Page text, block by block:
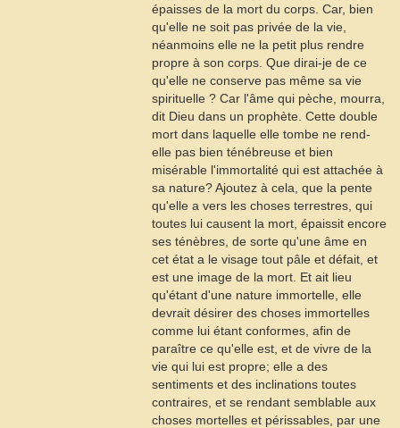
épaisses de la mort du corps. Car, bien
qu'elle ne soit pas privée de la vie,
néanmoins elle ne la petit plus rendre
propre à son corps. Que dirai-je de ce
qu'elle ne conserve pas même sa vie
spirituelle ? Car l'âme qui pèche, mourra,
dit Dieu dans un prophète. Cette double
mort dans laquelle elle tombe ne rend-
elle pas bien ténébreuse et bien
misérable l'immortalité qui est attachée à
sa nature? Ajoutez à cela, que la pente
qu'elle a vers les choses terrestres, qui
toutes lui causent la mort, épaissit encore
ses ténèbres, de sorte qu'une âme en
cet état a le visage tout pâle et défait, et
est une image de la mort. Et ait lieu
qu'étant d'une nature immortelle, elle
devrait désirer des choses immortelles
comme lui étant conformes, afin de
paraître ce qu'elle est, et de vivre de la
vie qui lui est propre; elle a des
sentiments et des inclinations toutes
contraires, et se rendant semblable aux
choses mortelles et périssables, par une